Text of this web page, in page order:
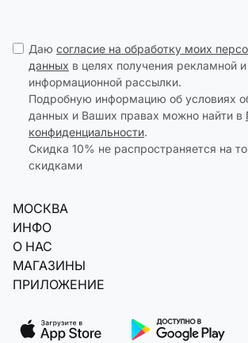
Даю согласие на обработку моих
данных в целях получения рекламной и
информационной рассылки.
Подробную информацию об условиях
данных и Ваших правах можно найти в
конфиденциальности.
Скидка 10% не распространяется на
скидками
МОСКВА
ИНФО
О НАС
МАГАЗИНЫ
ПРИЛОЖЕНИЕ